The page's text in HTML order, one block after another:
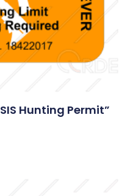
Hunting Permit”